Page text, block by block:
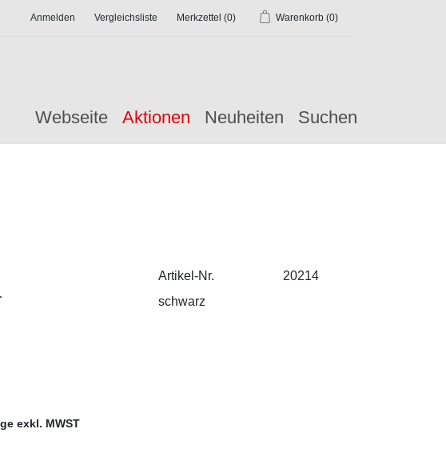
Anmelden Vergleichsliste Merkzettel (0) Warenkorb (0)
Webseite Aktionen Neuheiten Suchen
Artikel-Nr.
20214
schwarz
exkl. MWST